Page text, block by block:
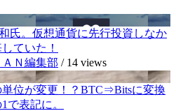
氏。仮想通貨に先行投資しなか
ていた！
Ｎ編集部 / 14 views
単位が変更！？BTC⇒Bitsに変換
で表記に。